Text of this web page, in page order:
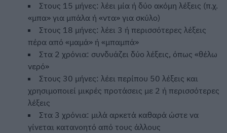
Στους 15 μήνες: λέει μία ή δύο ακόμη λέξεις (π.χ.
«μπα» για μπάλα ή «ντα» για σκύλο)
Στους 18 μήνες: λέει 3 ή περισσότερες λέξεις
πέρα από «μαμά» ή «μπαμπά»
Στα 2 χρόνια: συνδυάζει δύο λέξεις, όπως «θέλω
νερό»
Στους 30 μήνες: λέει περίπου 50 λέξεις και
χρησιμοποιεί μικρές προτάσεις με 2 ή περισσότερες
λέξεις
Στα 3 χρόνια: μιλά αρκετά καθαρά ώστε να
γίνεται κατανοητό από τους άλλους